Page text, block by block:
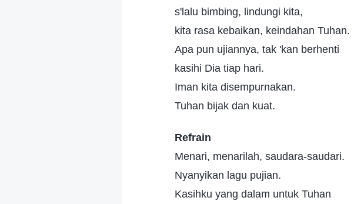
s'lalu bimbing, lindungi kita,
kita rasa kebaikan, keindahan Tuhan.
Apa pun ujiannya, tak 'kan berhenti
kasihi Dia tiap hari.
Iman kita disempurnakan.
Tuhan bijak dan kuat.
Refrain
Menari, menarilah, saudara-saudari.
Nyanyikan lagu pujian.
Kasihku yang dalam untuk Tuhan